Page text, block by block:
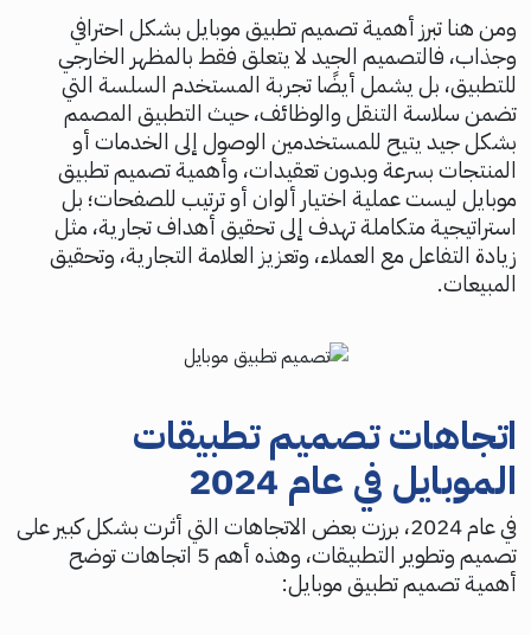
ومن هنا تبرز أهمية تصميم تطبيق موبايل بشكل احترافي
وجذاب، فالتصميم الجيد لا يتعلق فقط بالمظهر الخارجي
للتطبيق، بل يشمل أيضًا تجربة المستخدم السلسة التي
تضمن سلاسة التنقل والوظائف، حيث التطبيق المصمم
بشكل جيد يتيح للمستخدمين الوصول إلى الخدمات أو
المنتجات بسرعة وبدون تعقيدات، وأهمية تصميم تطبيق
موبايل ليست عملية اختيار ألوان أو ترتيب للصفحات؛ بل
استراتيجية متكاملة تهدف إلى تحقيق أهداف تجارية، مثل
زيادة التفاعل مع العملاء، وتعزيز العلامة التجارية، وتحقيق
المبيعات.
اتجاهات تصميم تطبيقات
الموبايل في عام 2024
في عام 2024، برزت بعض الاتجاهات التي أثرت بشكل كبير على
تصميم وتطوير التطبيقات، وهذه أهم 5 اتجاهات توضح
أهمية تصميم تطبيق موبايل: